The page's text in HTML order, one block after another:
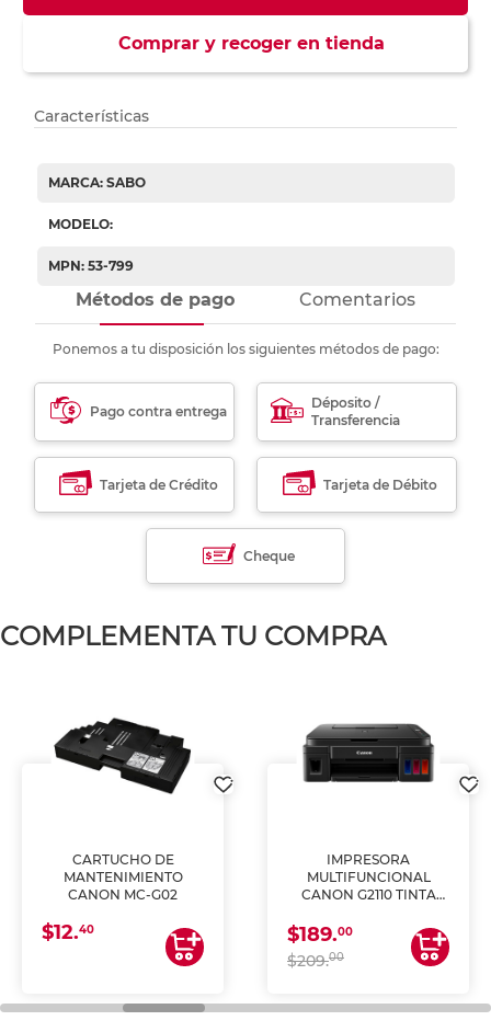
Comprar y recoger en tienda
Características
MARCA: SABO
MODELO:
MPN: 53-799
Métodos de pago Comentarios
Ponemos a tu disposición los siguientes métodos de pago:
Pago contra entrega
Déposito /
Transferencia
Tarjeta de Crédito Tarjeta de Débito
Cheque
COMPLEMENTA TU COMPRA
CARTUCHO DE
MANTENIMIENTO
CANON MC-G02
$12.40
IMPRESORA
MULTIFUNCIONAL
CANON G2110 TINTA
$189.00
$209.00